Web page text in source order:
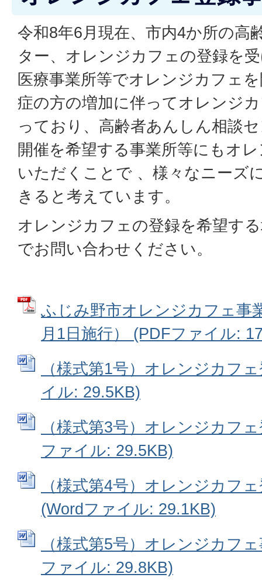
令和8年6月現在、市内4か所の高
ター、オレンジカフェの登録を
医療事業所等でオレンジカフェ
症の方の増加に伴ってオレンジ
っており、高齢者あんしん相談
開催を希望する事業所等にもオ
いただくことで 、様々なニーズ
きると考えています。
オレンジカフェの登録を希望す
でお問い合わせください。
ふじみ野市オレンジカフェ事
月1日施行） (PDFファイル:
（様式第1号）オレンジカフ
イル: 29.5KB)
（様式第3号）オレンジカフ
ファイル: 29.5KB)
（様式第4号）オレンジカフ
(Wordファイル: 29.1KB)
（様式第5号）オレンジカフ
ファイル: 29.8KB)